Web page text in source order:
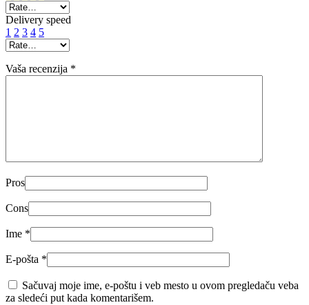
Delivery speed
1 2 3 4 5
Vaša recenzija *
Pros
Cons
Ime *
E-pošta *
Sačuvaj moje ime, e-poštu i veb mesto u ovom pregledaču veba
za sledeći put kada komentarišem.